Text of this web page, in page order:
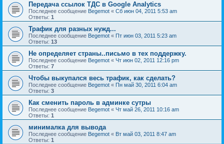
Передача ссылок ТДС в Google Analytics
Последнее сообщение Begemot « Сб июн 04, 2011 5:53 am
Ответы: 1
Трафик для разных нужд...
Последнее сообщение Begemot « Пт июн 03, 2011 5:23 am
Ответы: 13
Не определяет страны..письмо в тех поддержку.
Последнее сообщение Begemot « Чт июн 02, 2011 12:16 pm
Ответы: 7
Чтобы выкупался весь трафик, как сделать?
Последнее сообщение Begemot « Пн май 30, 2011 6:04 am
Ответы: 3
Как сменить пароль в админке сутры
Последнее сообщение Begemot « Чт май 26, 2011 10:16 am
Ответы: 1
минималка для вывода
Последнее сообщение Begemot « Вт май 03, 2011 8:47 am
Ответы: 1